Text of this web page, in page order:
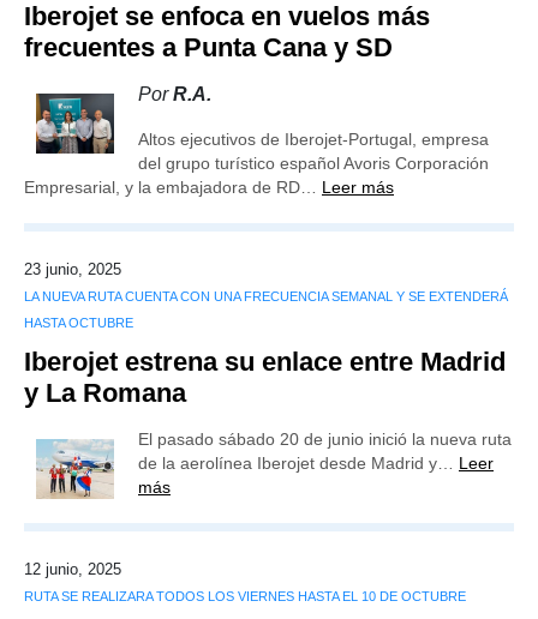
Iberojet se enfoca en vuelos más
frecuentes a Punta Cana y SD
PorR.A.
Altos ejecutivos de Iberojet-Portugal, empresa
del grupo turístico español Avoris Corporación
Empresarial, y la embajadora de RD… Leer más
23 junio, 2025
LA NUEVA RUTA CUENTA CON UNA FRECUENCIA SEMANAL Y SE EXTENDERÁ
HASTA OCTUBRE
Iberojet estrena su enlace entre Madrid
y La Romana
El pasado sábado 20 de junio inició la nueva ruta
de la aerolínea Iberojet desde Madrid y… Leer
más
12 junio, 2025
RUTA SE REALIZARA TODOS LOS VIERNES HASTA EL 10 DE OCTUBRE